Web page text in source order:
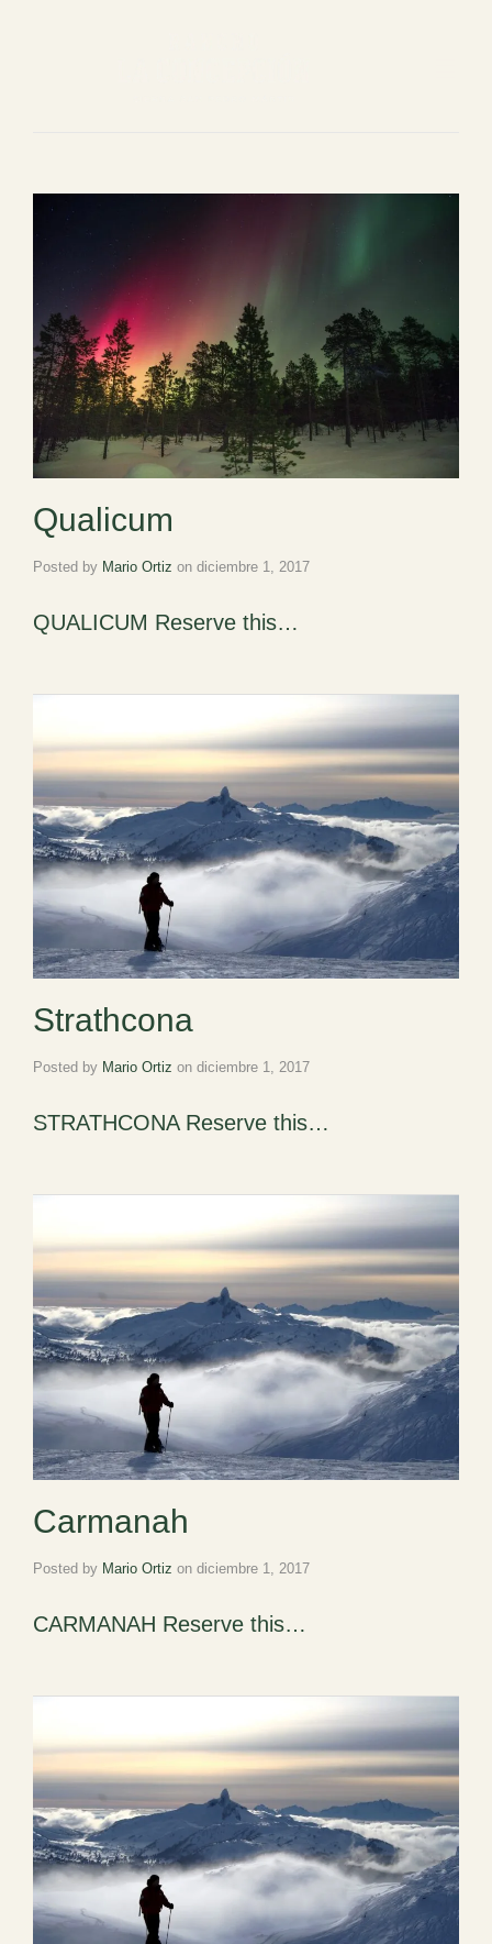
Qualicum
Posted by Mario Ortiz on diciembre 1, 2017
QUALICUM Reserve this…
Strathcona
Posted by Mario Ortiz on diciembre 1, 2017
STRATHCONA Reserve this…
Carmanah
Posted by Mario Ortiz on diciembre 1, 2017
CARMANAH Reserve this…